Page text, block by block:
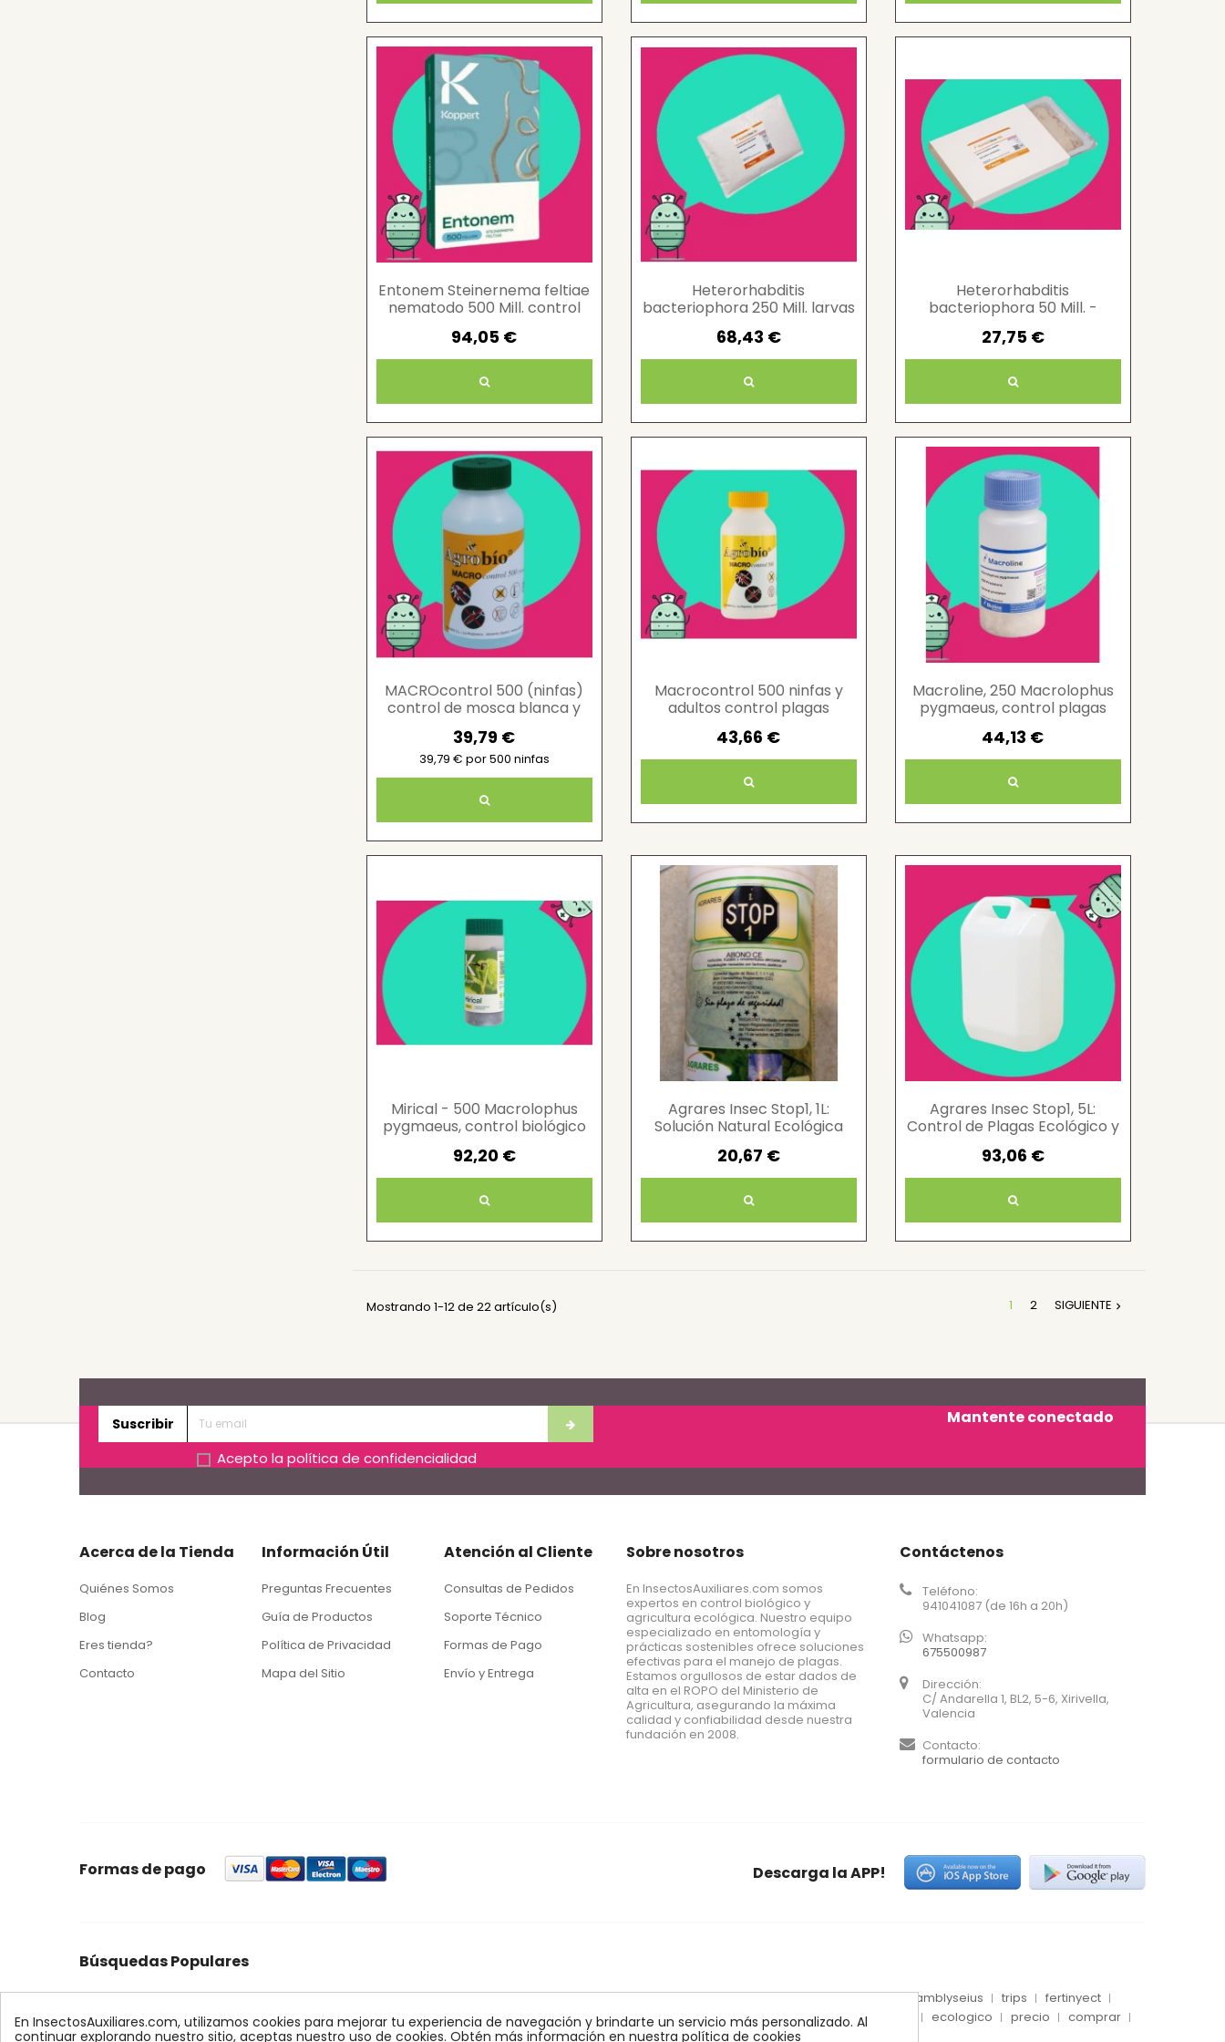
Entonem Steinernema feltiae
nematodo 500 Mill. control
agrícolas
94,05 €
Heterorhabditis
bacteriophora 250 Mill. larvas
control biológico suelo
68,43 €
Heterorhabditis
bacteriophora 50 Mill. -
27,75 €
MACROcontrol 500 (ninfas)
control de mosca blanca y
39,79 €
39,79 € por 500 ninfas
Macrocontrol 500 ninfas y
adultos control plagas
cultivos
43,66 €
Macroline, 250 Macrolophus
pygmaeus, control plagas
mosca blanca y tuta
44,13 €
Mirical - 500 Macrolophus
pygmaeus, control biológico
92,20 €
Agrares Insec Stop1, 1L:
Solución Natural Ecológica
para Plagas
20,67 €
Agrares Insec Stop1, 5L:
Control de Plagas Ecológico y
Eficaz
93,06 €
Mostrando 1-12 de 22 artículo(s) 1 2 SIGUIENTE 
Suscribir
Acepto la política de confidencialidad
Mantente conectado
Acerca de la Tienda
Quiénes Somos
Blog
Eres tienda?
Contacto
Información Útil
Preguntas Frecuentes
Guía de Productos
Política de Privacidad
Mapa del Sitio
Atención al Cliente
Consultas de Pedidos
Soporte Técnico
Formas de Pago
Envío y Entrega
Sobre nosotros
En InsectosAuxiliares.com somos
expertos en control biológico y
agricultura ecológica. Nuestro equipo
especializado en entomología y
prácticas sostenibles ofrece soluciones
efectivas para el manejo de plagas.
Estamos orgullosos de estar dados de
alta en el ROPO del Ministerio de
Agricultura, asegurando la máxima
calidad y confiabilidad desde nuestra
fundación en 2008.
Contáctenos
Teléfono:
941041087 (de 16h a 20h)
Whatsapp:
675500987
Dirección:
C/ Andarella 1, BL2, 5-6, Xirivella,
Valencia
Contacto:
formulario de contacto
Formas de pago Descarga la APP!
Búsquedas Populares
foresta feromonas quercus control ynject araña roja conectores Econex alcornoques nido agrares conector amblyseius trips
fertinyect
max
palmera biologico xilemax encinas robles control biologico quelato bioline monitoreo mosca blanca ecologico precio comprar
En InsectosAuxiliares.com, utilizamos cookies para mejorar tu experiencia de navegación y brindarte un servicio más personalizado. Al
continuar explorando nuestro sitio, aceptas nuestro uso de cookies. Obtén más información en nuestra política de cookies